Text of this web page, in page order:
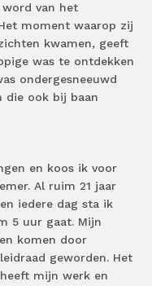
van het
moment waarop zij
kwamen, geeft
was te ontdekken
ondergesneeuwd
die ook bij baan
en koos ik voor
Al ruim 21 jaar
iedere dag sta ik
5 uur gaat. Mijn
komen door
geworden. Het
mijn werk en